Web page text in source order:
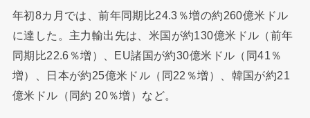
年初8カ月では、前年同期比24.3％増の約260億米ドル
に達した。主力輸出先は、米国が約130億米ドル（前年
同期比22.6％増）、EU諸国が約30億米ドル（同41％
増）、日本が約25億米ドル（同22％増）、韓国が約21
億米ドル（同約 20％増）など。